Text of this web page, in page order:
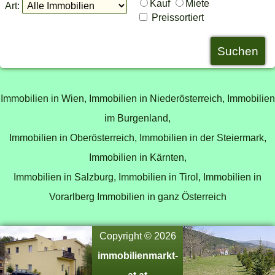
Art: Kauf
Miete
Preissortiert
Immobilien in Wien, Immobilien in Niederösterreich, Immobilien
im Burgenland,
Immobilien in Oberösterreich, Immobilien in der Steiermark,
Immobilien in Kärnten,
Immobilien in Salzburg, Immobilien in Tirol, Immobilien in
Vorarlberg Immobilien in ganz Österreich
Copyright © 2026
immobilienmarkt-